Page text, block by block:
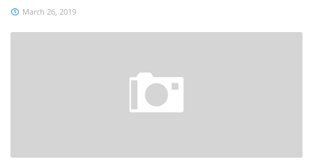
March 26, 2019